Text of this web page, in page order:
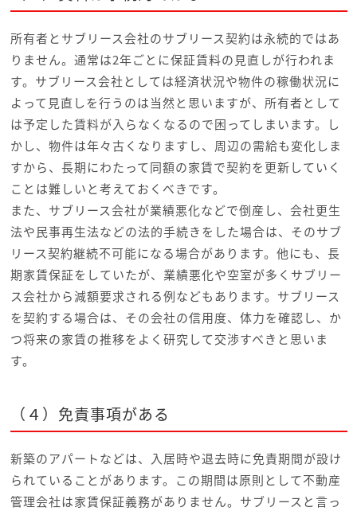
所有者とサブリース会社のサブリース契約は永続的ではあ
りません。通常は2年ごとに保証賃料の見直しが行われま
す。サブリース会社としては経済状況や物件の稼働状況に
よって見直しを行うのは当然と思いますが、所有者として
は予定した賃料が入らなくなるので困ってしまいます。し
かし、物件は年々古くなりますし、周辺の需給も変化しま
すから、長期にわたって同額の家賃で契約を更新していく
ことは難しいと考えておくべきです。
また、サブリース会社が業績悪化などで倒産し、会社更生
法や民事再生法などの法的手続きをした場合は、そのサブ
リース契約継続不可能になる場合があります。他にも、長
期家賃保証をしていたが、業績悪化や空室が多くサブリー
ス会社から減額要求される例などもあります。サブリース
を契約する場合は、その会社の信用度、体力を確認し、か
つ将来の家賃の推移をよく研究して交渉すべきと思いま
す。
（４）免責事項がある
新築のアパートなどは、入居時や退去時に免責期間が設け
られていることがあります。この期間は原則として不動産
管理会社は家賃保証義務がありません。サブリースと言っ